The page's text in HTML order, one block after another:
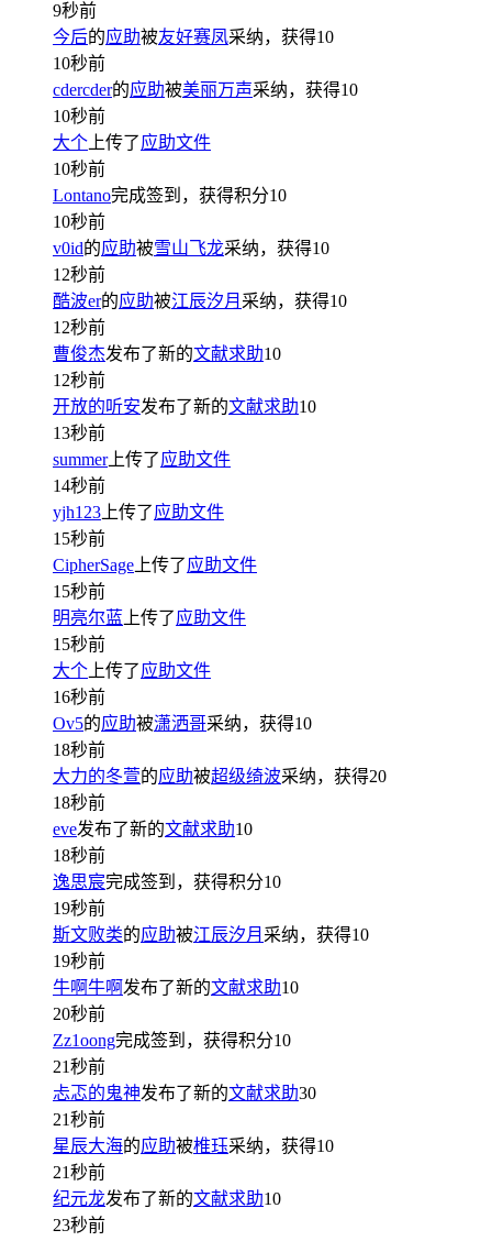
9秒前
今后的应助被友好赛凤采纳，获得10
10秒前
cdercder的应助被美丽万声采纳，获得10
10秒前
大个 上传了应助文件
10秒前
Lontano完成签到，获得积分10
10秒前
v0id的应助被雪山飞龙采纳，获得10
12秒前
酷波er的应助被江辰汐月 采纳，获得10
12秒前
曹俊杰发布了新的文献求助10
12秒前
开放的听安发布了新的文献求助10
13秒前
summer上传了应助文件
14秒前
yjh123 上传了应助文件
15秒前
CipherSage 上传了应助文件
15秒前
明亮尔蓝 上传了应助文件
15秒前
大个 上传了应助文件
16秒前
Ov5的应助被潇洒哥采纳，获得10
18秒前
大力的冬萱的应助被超级绮波采纳，获得20
18秒前
eve发布了新的文献求助10
18秒前
逸思宸完成签到，获得积分10
19秒前
斯文败类的应助被江辰汐月 采纳，获得10
19秒前
牛啊牛啊 发布了新的文献求助10
20秒前
Zz1oong完成签到，获得积分10
21秒前
忐忑的鬼神发布了新的文献求助30
21秒前
星辰大海的应助被椎珏采纳，获得10
21秒前
纪元龙发布了新的文献求助10
23秒前